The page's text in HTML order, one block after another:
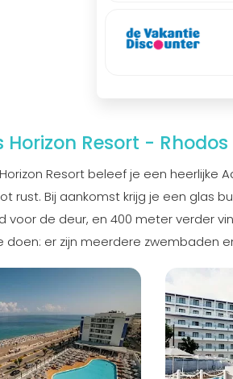
Horizon Resort - Rhodos
Resort beleef je een heerlijke
rust. Bij aankomst krijg je een glas
voor de deur, en 400 meter verder
doen: er zijn meerdere zwembaden